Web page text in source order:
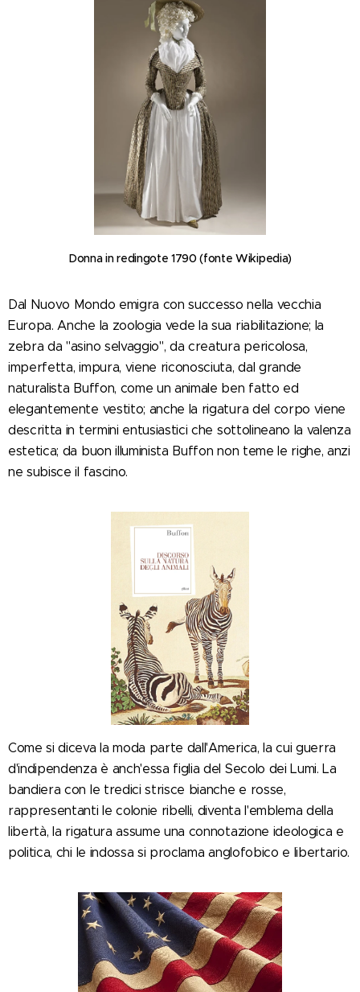
Donna in redingote 1790 (fonte Wikipedia)
Dal Nuovo Mondo emigra con successo nella vecchia
Europa. Anche la zoologia vede la sua riabilitazione; la
zebra da "asino selvaggio", da creatura pericolosa,
imperfetta, impura, viene riconosciuta, dal grande
naturalista Buffon, come un animale ben fatto ed
elegantemente vestito; anche la rigatura del corpo viene
descritta in termini entusiastici che sottolineano la valenza
estetica; da buon illuminista Buffon non teme le righe, anzi
ne subisce il fascino.
Come si diceva la moda parte dall'America, la cui guerra
d'indipendenza è anch'essa figlia del Secolo dei Lumi. La
bandiera con le tredici strisce bianche e rosse,
rappresentanti le colonie ribelli, diventa l'emblema della
libertà, la rigatura assume una connotazione ideologica e
politica, chi le indossa si proclama anglofobico e libertario.